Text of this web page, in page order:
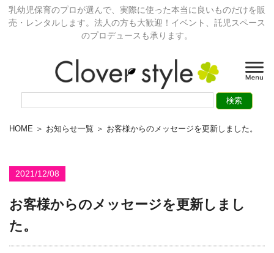
乳幼児保育のプロが選んで、実際に使った本当に良いものだけを販
売・レンタルします。法人の方も大歓迎！イベント、託児スペース
のプロデュースも承ります。
HOME ＞ お知らせ一覧 ＞ お客様からのメッセージを更新しました。
2021/12/08
お客様からのメッセージを更新しまし
た。